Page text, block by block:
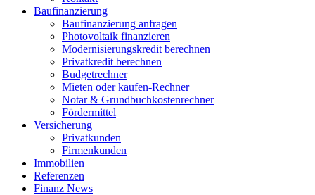
Baufinanzierung
Baufinanzierung anfragen
Photovoltaik finanzieren
Modernisierungskredit berechnen
Privatkredit berechnen
Budgetrechner
Mieten oder kaufen-Rechner
Notar & Grundbuchkostenrechner
Fördermittel
Versicherung
Privatkunden
Firmenkunden
Immobilien
Referenzen
Finanz News